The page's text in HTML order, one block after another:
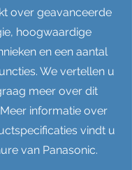
over geavanceerde
hoogwaardige
en een aantal
We vertellen u
meer over dit
informatie over
vindt u
van Panasonic.